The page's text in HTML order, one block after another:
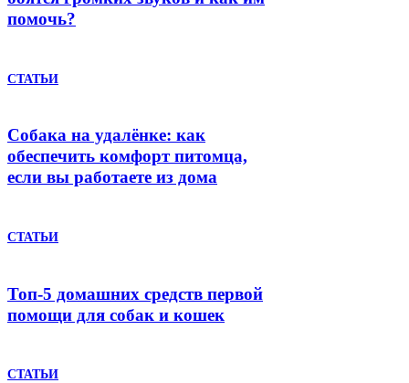
помочь?
СТАТЬИ
Собака на удалёнке: как
обеспечить комфорт питомца,
если вы работаете из дома
СТАТЬИ
Топ-5 домашних средств первой
помощи для собак и кошек
СТАТЬИ